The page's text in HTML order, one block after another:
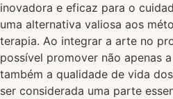
inovadora e eficaz para o
uma alternativa valiosa aos
terapia. Ao integrar a arte no
possível promover não apenas
também a qualidade de vida
ser considerada uma parte